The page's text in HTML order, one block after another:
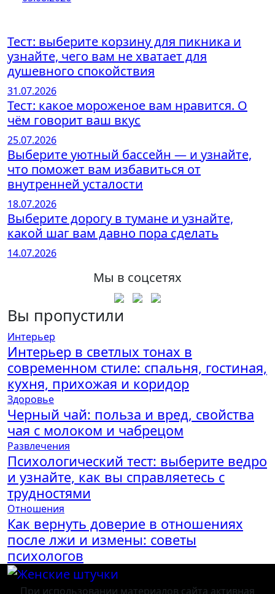
Тест: выберите корзину для пикника и
узнайте, чего вам не хватает для
душевного спокойствия
31.07.2026
Тест: какое мороженое вам нравится. О
чём говорит ваш вкус
25.07.2026
Выберите уютный бассейн — и узнайте,
что поможет вам избавиться от
внутренней усталости
18.07.2026
Выберите дорогу в тумане и узнайте,
какой шаг вам давно пора сделать
14.07.2026
Мы в соцсетях
Вы пропустили
Интерьер
Интерьер в светлых тонах в
современном стиле: спальня, гостиная,
кухня, прихожая и коридор
Здоровье
Черный чай: польза и вред, свойства
чая с молоком и чабрецом
Развлечения
Психологический тест: выберите ведро
и узнайте, как вы справляетесь с
трудностями
Отношения
Как вернуть доверие в отношениях
после лжи и измены: советы
психологов
При использовании материалов сайта активная